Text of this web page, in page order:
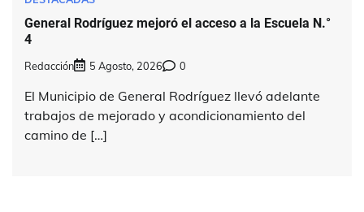
General Rodríguez mejoró el acceso a la Escuela N.°
4
Redacción 5 Agosto, 2026 0
El Municipio de General Rodríguez llevó adelante
trabajos de mejorado y acondicionamiento del
camino de […]